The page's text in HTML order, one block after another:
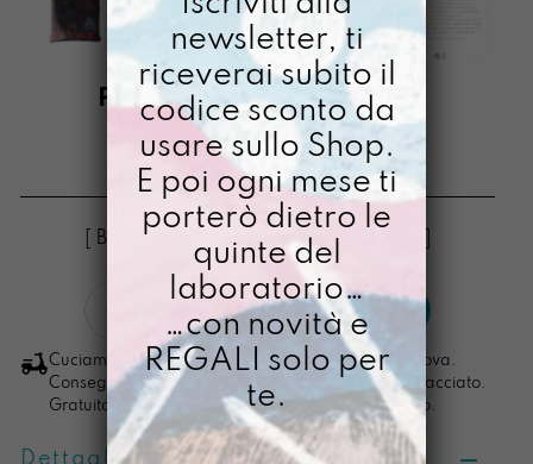
PORTAMIQUELLIBRO
FARFALENA
€38,00
[ Buste PortaLibro: 18 x 23 x fino a 3cm ]
PortamiquelLibro
quantità
LO VOGLIO
Cuciamo ogni ordine nel nostro laboratorio di Padova.
Consegna in 4/5 giorni lavorativi, pacco sempre tracciato.
Gratuita per ordini di importo superiore ai 100 euro.
Dettagli prodotto
newsletter, ti
riceverai subito il
codice sconto da
usare sullo Shop.
E poi ogni mese ti
porterò dietro le
quinte del
laboratorio…
…con novità e
REGALI solo per
te.